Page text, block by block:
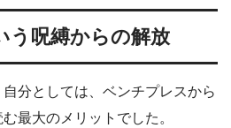
う呪縛からの解放
分としては、ベンチプレスから
最大のメリットでした。